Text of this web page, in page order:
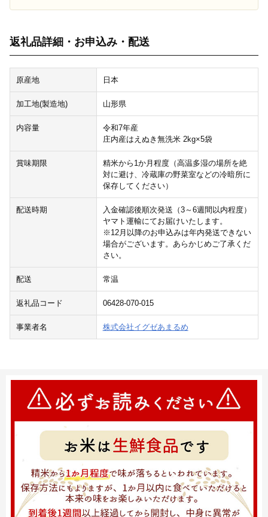
返礼品詳細・お申込み・配送
原産地 日本
加工地(製造地) 山形県
内容量
令和7年産
庄内産はえぬき無洗米 2kg×5袋
賞味期限
精米から1か月程度（高温多湿の場所を絶
対に避け、冷蔵庫の野菜室などの冷暗所に
保存してください）
配送時期
入金確認後順次発送（3～6週間以内程度）
ヤマト運輸にてお届けいたします。
※12月以降のお申込みは年内発送できない
場合がございます。あらかじめご了承くだ
さい。
配送 常温
返礼品コード 06428-070-015
事業者名 株式会社イグゼあまるめ